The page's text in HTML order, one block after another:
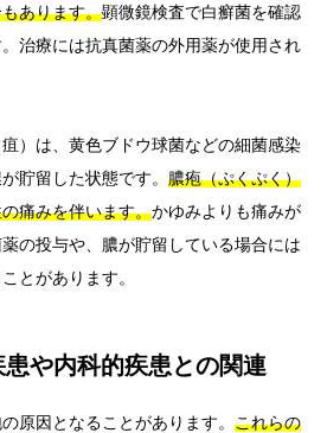
あります。顕微鏡検査で白癬菌を確認
治療には抗真菌薬の外用薬が使用され
）は、黄色ブドウ球菌などの細菌感染
貯留した状態です。 膿疱（ぷくぷく）
痛みを伴います。かゆみよりも痛みが
の投与や、膿が貯留している場合には
とがあります。
や内科的疾患との関連
原因となることがあります。 これらの